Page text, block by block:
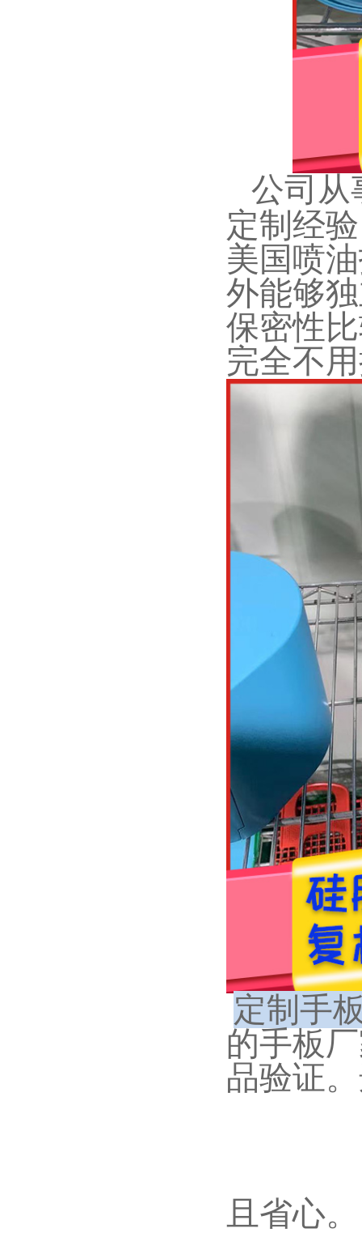
公司从
定制经
美国喷
外能够
保密性
完全不
定制手
的手板
品验证
且省心。